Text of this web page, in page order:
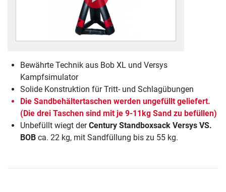
Bewährte Technik aus Bob XL und Versys
Kampfsimulator
Solide Konstruktion für Tritt- und Schlagübungen
Die Sandbehältertaschen werden ungefüllt geliefert.
(Die drei Taschen sind mit je 9-11kg Sand zu befüllen)
Unbefüllt wiegt derCentury Standboxsack Versys VS.
BOB ca. 22 kg, mit Sandfüllung bis zu 55 kg.